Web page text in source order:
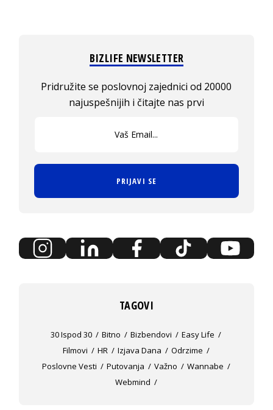
BIZLIFE NEWSLETTER
Pridružite se poslovnoj zajednici od 20000
najuspešnijih i čitajte nas prvi
PRIJAVI SE
TAGOVI
30 Ispod 30 Bitno Bizbendovi
Easy Life
Filmovi
HR Izjava Dana
Odrzime
Poslovne Vesti
Putovanja Važno
Wannabe
Webmind